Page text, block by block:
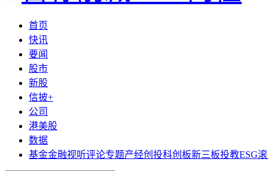
首页
快讯
要闻
股市
新股
信披+
公司
港美股
数据
基金金融视听评论专题产经创投科创板新三板投教ESG